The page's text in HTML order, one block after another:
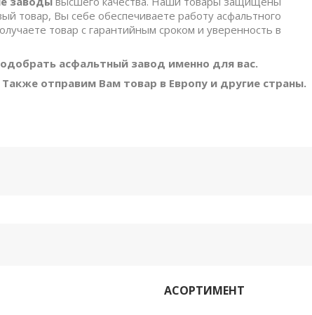
товар, Вы себе обеспечиваете работу асфальтного
товар с гарантийным сроком и уверенность в
асфальтный завод именно для вас.
отправим Вам товар в Европу и другие страны.
АСОРТИМЕНТ